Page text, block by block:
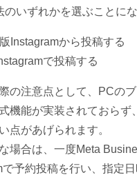
いずれかを選ぶことにな
Instagramから投稿する
で投稿する
の注意点として、PCの
機能が実装されておらず
点があげられます。
場合は、一度Meta
予約投稿を行い、指定